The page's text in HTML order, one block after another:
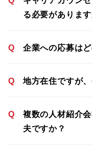
る必要があります
Q 企業への応募は
Q 地方在住ですが
Q
複数の人材紹介
夫ですか？